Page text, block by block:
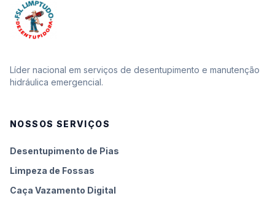
Líder nacional em serviços de desentupimento e manutenção
hidráulica emergencial.
NOSSOS SERVIÇOS
Desentupimento de Pias
Limpeza de Fossas
Caça Vazamento Digital